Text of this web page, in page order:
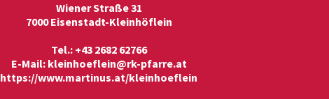
Wiener Straße 31
7000 Eisenstadt-Kleinhöflein
Tel.: +43 2682 62766
E-Mail: kleinhoeflein@rk-pfarre.at
https://www.martinus.at/kleinhoeflein